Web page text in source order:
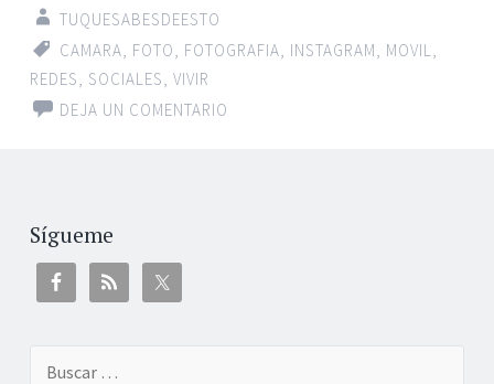
TUQUESABESDEESTO
CAMARA, FOTO, FOTOGRAFIA, INSTAGRAM, MOVIL,
REDES, SOCIALES, VIVIR
DEJA UN COMENTARIO
Sígueme